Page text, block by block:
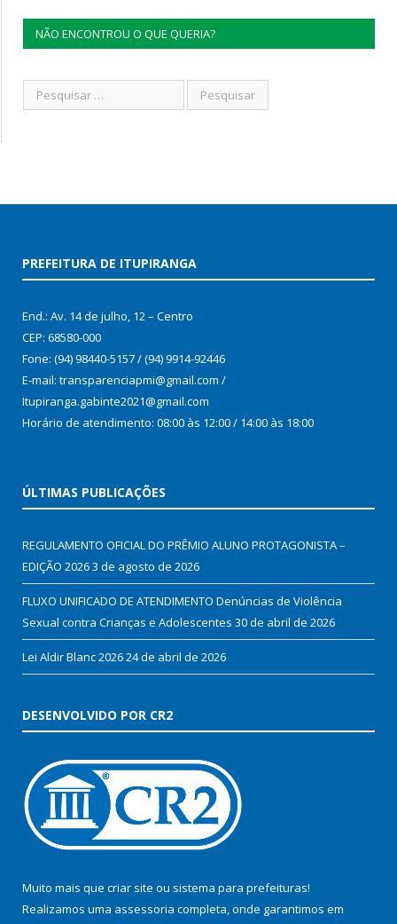
NÃO ENCONTROU O QUE QUERIA?
PREFEITURA DE ITUPIRANGA
End.: Av. 14 de julho, 12 – Centro
CEP: 68580-000
Fone: (94) 98440-5157 / (94) 9914-92446
E-mail: transparenciapmi@gmail.com /
Itupiranga.gabinte2021@gmail.com
Horário de atendimento: 08:00 às 12:00 / 14:00 às 18:00
ÚLTIMAS PUBLICAÇÕES
REGULAMENTO OFICIAL DO PRÊMIO ALUNO PROTAGONISTA –
EDIÇÃO 20263 de agosto de 2026
FLUXO UNIFICADO DE ATENDIMENTO Denúncias de Violência
Sexual contra Crianças e Adolescentes 30 de abril de 2026
Lei Aldir Blanc 202624 de abril de 2026
DESENVOLVIDO POR CR2
Muito mais que criar site ou sistema para prefeituras!
Realizamos uma assessoria completa, onde garantimos em